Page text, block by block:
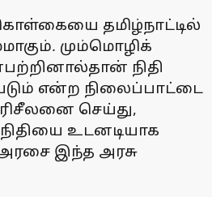
தமிழ்நாட்டில்
மும்மொழிக்
நிதி
என்ற நிலைப்பாட்டை
செய்து,
நிதியை உடனடியாக
அரசை இந்த அரசு